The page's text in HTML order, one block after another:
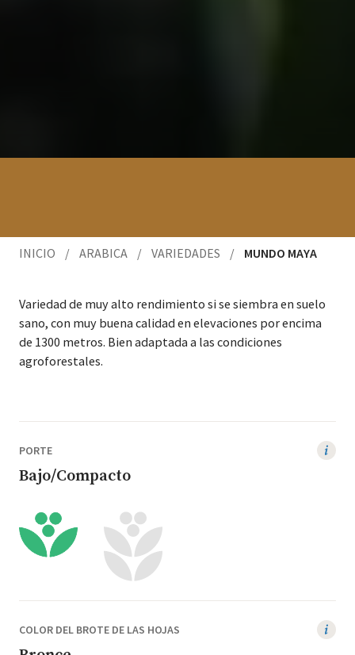
INICIO / ARABICA / VARIEDADES / MUNDO MAYA
Var­iedad de muy alto rendimien­to si se siem­bra en sue­lo
sano, con muy bue­na cal­i­dad en ele­va­ciones por enci­ma
de 1300 met­ros. Bien adap­ta­da a las condi­ciones
agroforestales.
PORTE
Bajo/Compacto
COLOR DEL BROTE DE LAS HOJAS